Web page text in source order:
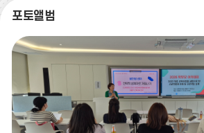
08.17
대체공휴일
08.18
여름방학
08.19
08.20
개학식
08.22
토요휴업일
포토앨범